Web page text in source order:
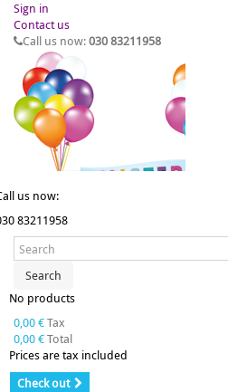
Sign in
Contact us
Call us now:030 83211958
us now:
83211958
Search
No products
0,00 €Tax
0,00 €Total
Prices are tax included
Check out